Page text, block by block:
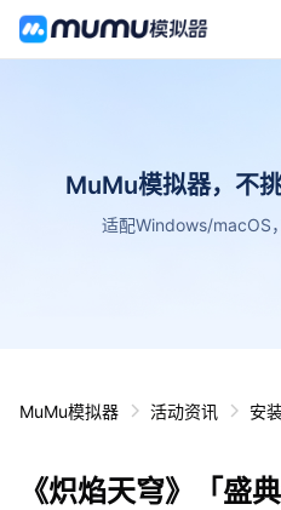
MuMu模拟器，不
适配Windows/macOS
MuMu模拟器 活动资讯 安
《炽焰天穹》「盛